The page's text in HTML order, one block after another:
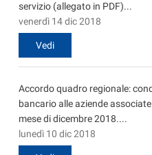
servizio (allegato in PDF)...
venerdì 14 dic 2018
Vedi
Accordo quadro regionale:
bancario alle aziende
mese di dicembre 2018....
lunedì 10 dic 2018